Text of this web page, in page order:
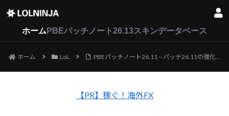
ホーム PBEパッチノート26.13スキンデータベース
ホーム LoL PBEパッチノート26.11 – パッチ26.11の強化＆弱体化内容まとめ
【PR】稼ぐ！海外FX